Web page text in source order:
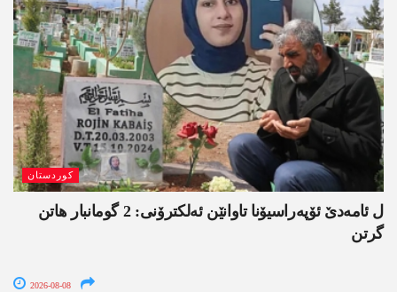
کوردستان
ل ئامەدێ ئۆپەراسیۆنا تاوانێن ئەلکترۆنی: 2 گومانبار ھاتن
گرتن
2026-08-08